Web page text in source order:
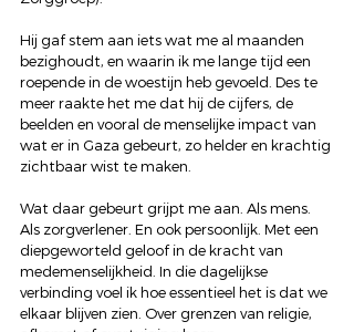
Hij gaf stem aan iets wat me al maanden
bezighoudt, en waarin ik me lange tijd een
roepende in de woestijn heb gevoeld. Des te
meer raakte het me dat hij de cijfers, de
beelden en vooral de menselijke impact van
wat er in Gaza gebeurt, zo helder en krachtig
zichtbaar wist te maken.
Wat daar gebeurt grijpt me aan. Als mens.
Als zorgverlener. En ook persoonlijk. Met een
diepgeworteld geloof in de kracht van
medemenselijkheid. In die dagelijkse
verbinding voel ik hoe essentieel het is dat we
elkaar blijven zien. Over grenzen van religie,